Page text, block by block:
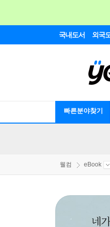
국내도서 외국
빠른분야찾기
웰컴 eBook